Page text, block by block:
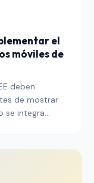
el
móviles de
deben
de mostrar
se integra